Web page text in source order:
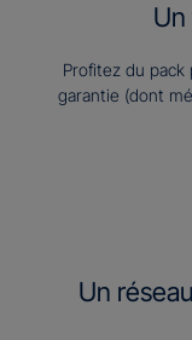
Profitez du
garantie (dont
Un